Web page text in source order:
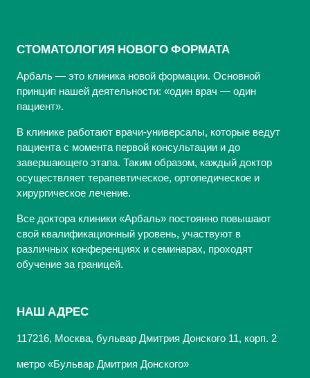
СТОМАТОЛОГИЯ НОВОГО ФОРМАТА
Арбаль — это клиника новой формации. Основной
принцип нашей деятельности: «один врач — один
пациент».
В клинике работают врачи-универсалы, которые ведут
пациента с момента первой консультации и до
завершающего этапа. Таким образом, каждый доктор
осуществляет терапевтическое, ортопедическое и
хирургическое лечение.
Все доктора клиники «Арбаль» постоянно повышают
свой квалификационный уровень, участвуют в
различных конференциях и семинарах, проходят
обучение за границей.
НАШ АДРЕС
117216, Москва, бульвар Дмитрия Донского 11, корп. 2
метро «Бульвар Дмитрия Донского»